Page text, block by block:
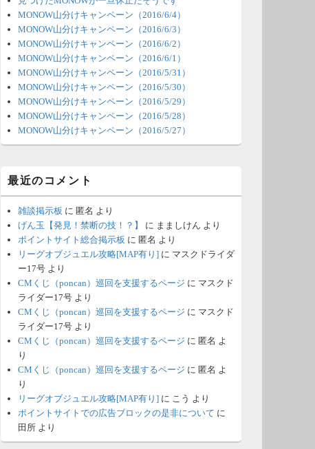
エ
リ
MONOW山分けキャンペーン（2016/6/4）
MONOW山分けキャンペーン（2016/6/3）
MONOW山分けキャンペーン（2016/6/2）
MONOW山分けキャンペーン（2016/6/1）
MONOW山分けキャンペーン（2016/5/31）
MONOW山分けキャンペーン（2016/5/30）
MONOW山分けキャンペーン（2016/5/29）
MONOW山分けキャンペーン（2016/5/28）
MONOW山分けキャンペーン（2016/5/27）
最近のコメント
雑談掲示板 に 匿名 より
げん玉【発見！禁断の技！？】
に まましけん より
ポイントサイト総合掲示板 に 匿名 より
リーグオブジュエル攻略[MAP有り] に マスクドライダ
ー17号 より
CMくじ（poncan）巡回を支援するページ に マスクド
ライダー17号 より
CMくじ（poncan）巡回を支援するページ に マスクド
ライダー17号 より
CMくじ（poncan）巡回を支援するページ に 匿名 よ
り
CMくじ（poncan）巡回を支援するページ に 匿名 よ
り
リーグオブジュエル攻略[MAP有り] に こう より
ポイントサイトでの広告ブロックの是非について に
田所 より